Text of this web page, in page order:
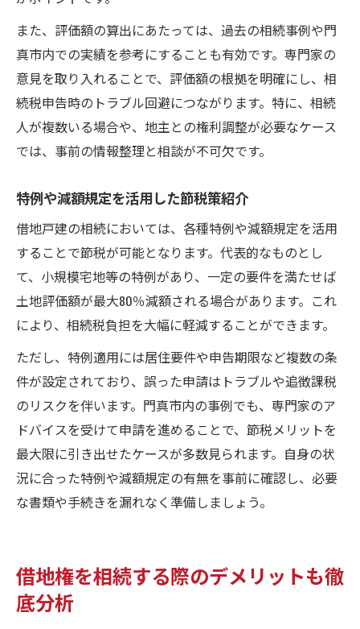
また、評価額の算出にあたっては、過去の相続事例や門
真市内での実績を参考にすることも有効です。専門家の
意見を取り入れることで、評価額の根拠を明確にし、相
続税申告時のトラブル回避につながります。特に、相続
人が複数いる場合や、地主との権利調整が必要なケース
では、事前の情報整理と相談が不可欠です。
特例や減額規定を活用した節税策紹介
借地戸建の相続においては、各種特例や減額規定を活用
することで節税が可能となります。代表的なものとし
て、小規模宅地等の特例があり、一定の要件を満たせば
土地評価額が最大80％減額される場合があります。これ
により、相続税負担を大幅に軽減することができます。
ただし、特例適用には居住要件や申告期限など複数の条
件が設定されており、誤った申請はトラブルや追徴課税
のリスクを伴います。門真市内の事例でも、専門家のア
ドバイスを受けて申請を進めることで、節税メリットを
最大限に引き出せたケースが多数見られます。自身の状
況に合った特例や減額規定の有無を事前に確認し、必要
な書類や手続きを漏れなく準備しましょう。
借地権を相続する際のデメリットも徹
底分析